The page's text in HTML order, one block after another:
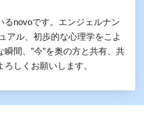
るnovoです。エンジェルナン
アル、初歩的な心理学をこよ
間、”今”を奥の方と共有、共
しくお願いします。